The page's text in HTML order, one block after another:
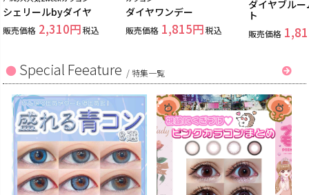
シェリールbyダイヤ
販売価格 2,310 税込
ダイヤワンデー
販売価格 1,815 税込
ダイヤブル
ト
販売価格
Special Feeature /特集一覧